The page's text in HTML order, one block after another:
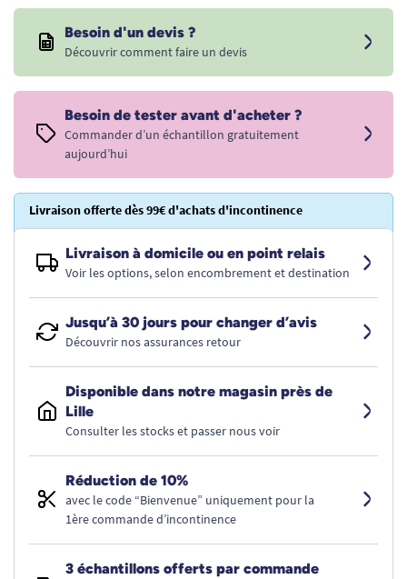
Besoin d'un devis ?
Découvrir comment faire un devis
Besoin de tester avant d'acheter ?
Commander d’un échantillon gratuitement
aujourd’hui
Livraison offerte dès 99€ d'achats d'incontinence
Livraison à domicile ou en point relais
Voir les options, selon encombrement et destination
Jusqu’à 30 jours pour changer d’avis
Découvrir nos assurances retour
Disponible dans notre magasin près de
Lille
Consulter les stocks et passer nous voir
Réduction de 10%
avec le code “Bienvenue” uniquement pour la
1ère commande d’incontinence
3 échantillons offerts par commande